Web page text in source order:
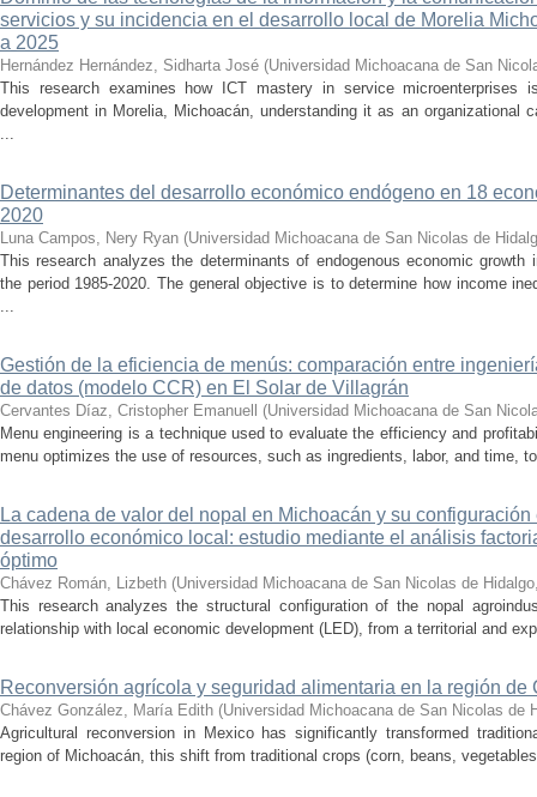
servicios y su incidencia en el desarrollo local de Morelia
a 2025
Hernández Hernández, Sidharta José (Universidad Michoacana de San
This research examines how ICT mastery in service
development in Morelia, Michoacán, understanding it as an organizational
...
Determinantes del desarrollo económico endógeno en 18
2020
Luna Campos, Nery Ryan (Universidad Michoacana de San Nicolas de
This research analyzes the determinants of endogenous economic growth
the period 1985-2020. The general objective is to determine how income
...
Gestión de la eficiencia de menús: comparación entre
de datos (modelo CCR) en El Solar de Villagrán
Cervantes Díaz, Cristopher Emanuell (Universidad Michoacana de San
Menu engineering is a technique used to evaluate the efficiency and
menu optimizes the use of resources, such as ingredients, labor, and time,
La cadena de valor del nopal en Michoacán y su
desarrollo económico local: estudio mediante el análisis
óptimo
Chávez Román, Lizbeth (Universidad Michoacana de San Nicolas de Hidalgo
This research analyzes the structural configuration of the nopal
relationship with local economic development (LED), from a territorial and
Reconversión agrícola y seguridad alimentaria en la región de
Chávez González, María Edith (Universidad Michoacana de San Nicolas de
Agricultural reconversion in Mexico has significantly transformed
region of Michoacán, this shift from traditional crops (corn, beans,